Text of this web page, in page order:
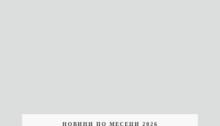
НОВИНИ ПО МЕСЕЦИ 2026